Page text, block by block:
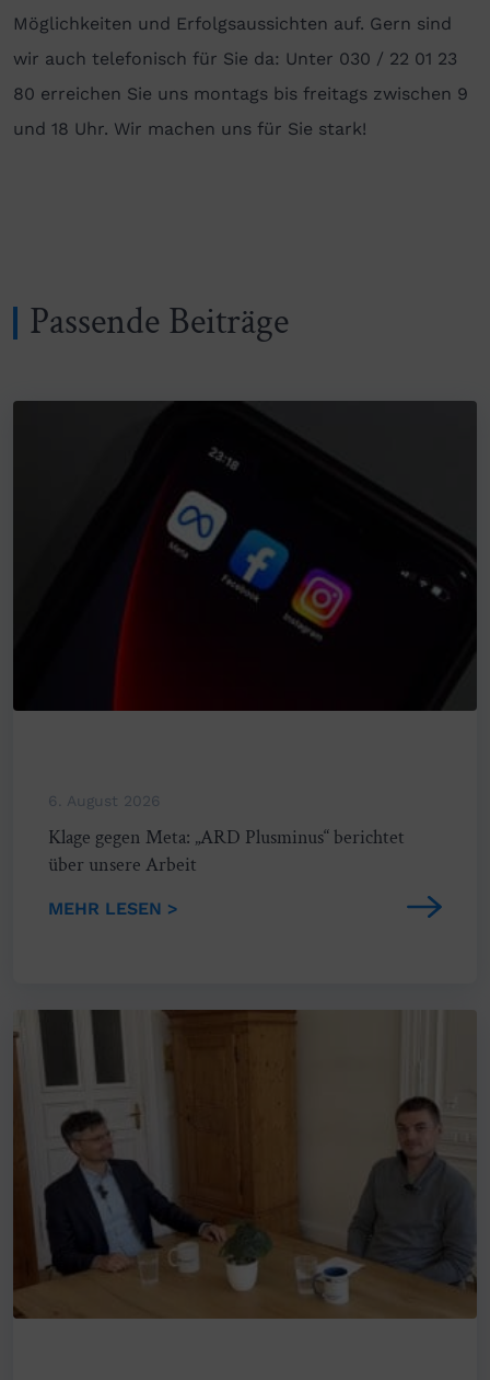
Möglichkeiten und Erfolgsaussichten auf. Gern sind
wir auch telefonisch für Sie da: Unter 030 / 22 01 23
80 erreichen Sie uns montags bis freitags zwischen 9
und 18 Uhr. Wir machen uns für Sie stark!
Passende Beiträge
6. August 2026
Klage gegen Meta: „ARD Plusminus“ berichtet
über unsere Arbeit
MEHR LESEN >